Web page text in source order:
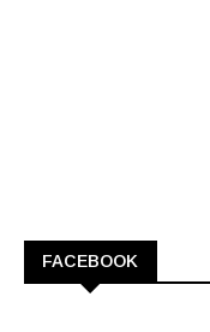
FACEBOOK